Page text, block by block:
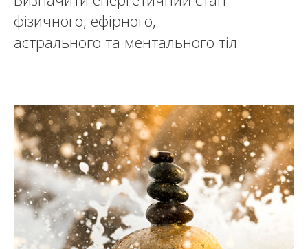
фізичного, ефірного,
астрального та ментального тіл